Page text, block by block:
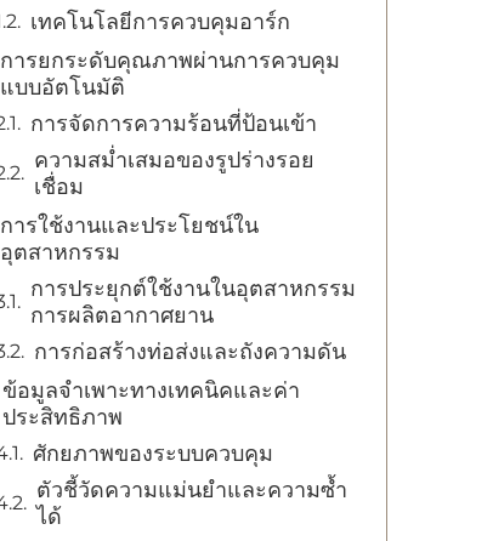
เทคโนโลยีการควบคุมอาร์ก
การยกระดับคุณภาพผ่านการควบคุม
แบบอัตโนมัติ
การจัดการความร้อนที่ป้อนเข้า
ความสม่ำเสมอของรูปร่างรอย
เชื่อม
การใช้งานและประโยชน์ใน
อุตสาหกรรม
การประยุกต์ใช้งานในอุตสาหกรรม
การผลิตอากาศยาน
การก่อสร้างท่อส่งและถังความดัน
ข้อมูลจำเพาะทางเทคนิคและค่า
ประสิทธิภาพ
ศักยภาพของระบบควบคุม
ตัวชี้วัดความแม่นยำและความซ้ำ
ได้